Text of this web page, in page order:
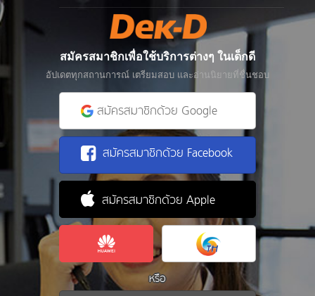
สมัครสมาชิกเพื่อใช้บริการต่างๆ ในเด็กดี
อัปเดตทุกสถานการณ์ เตรียมสอบ และอ่านนิยายที่ชื่นชอบ
สมัครสมาชิกด้วย Google
สมัครสมาชิกด้วย Facebook
สมัครสมาชิกด้วย Apple
หรือ